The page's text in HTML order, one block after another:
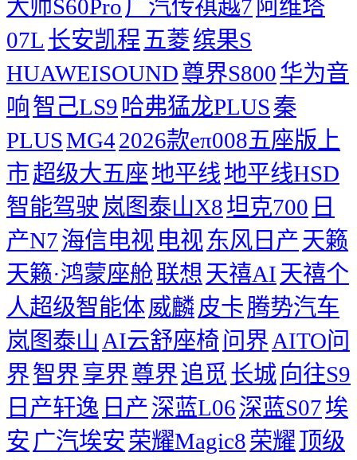
大师S60Pro 广汽传祺越7 阿维塔
07L 长安凯程 五菱缤果S
HUAWEISOUND尊界S800华为音
响智己LS9 哈弗猛龙PLUS秦
PLUSMG42026款eπ008五座版上
市超级大五座地平线地平线HSD
智能驾驶 岚图泰山X8坦克700 日
产N7海信电视 电视东风日产 天籁
天籁·鸿蒙座舱联想 天禧AI 天禧个
人超级智能体威麟皮卡腾势汽车
岚图泰山 AI云舒座椅问界 AITO问
界智界享界尊界追觅长城向往S9
日产轩逸 日产深蓝L06深蓝S07埃
安 广汽埃安荣耀Magic8荣耀顶级